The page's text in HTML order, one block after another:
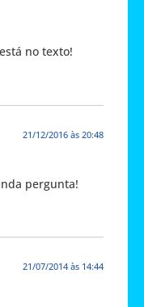
no texto!
21/12/2016 às 20:48
pergunta!
21/07/2014 às 14:44